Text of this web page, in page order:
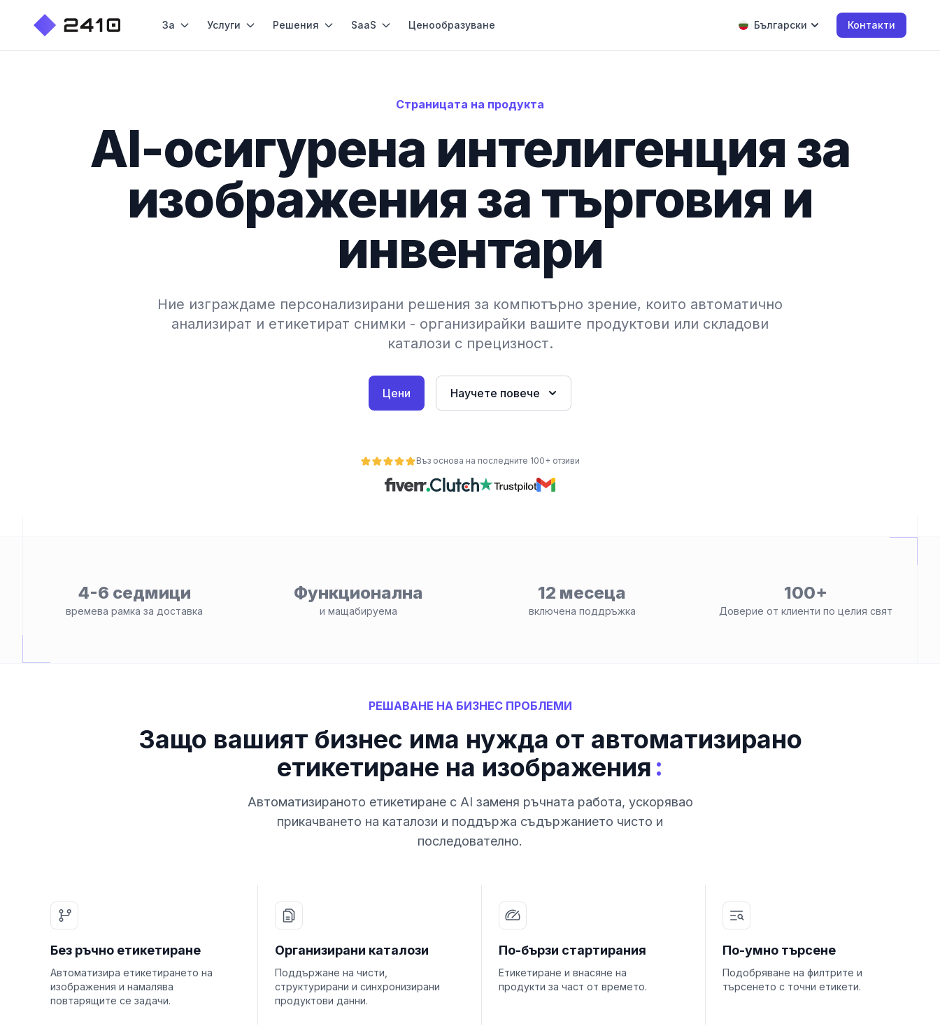
За Услуги Решения SaaS Ценообразуване Български Контакти
Страницата на продукта
AI-осигурена интелигенция за
изображения за търговия и
инвентари
Ние изграждаме персонализирани решения за компютърно зрение, които автоматично
анализират и етикетират снимки - организирайки вашите продуктови или складови
каталози с прецизност.
Цени Научете повече
Въз основа на последните 100+ отзиви
4-6 седмици
времева рамка за доставка
Функционална
и мащабируема
12 месеца
включена поддръжка
100+
Доверие от клиенти по целия свят
РЕШАВАНЕ НА БИЗНЕС ПРОБЛЕМИ
Защо вашият бизнес има нужда от автоматизирано
етикетиране на изображения :
Автоматизираното етикетиране с AI заменя ръчната работа, ускорявао
прикачването на каталози и поддържа съдържанието чисто и
последователно.
Без ръчно етикетиране
Автоматизира етикетирането на
изображения и намалява
повтарящите се задачи.
Организирани каталози
Поддържане на чисти,
структурирани и синхронизирани
продуктови данни.
По-бързи стартирания
Етикетиране и внасяне на
продукти за част от времето.
По-умно търсене
Подобряване на филтрите и
търсенето с точни етикети.